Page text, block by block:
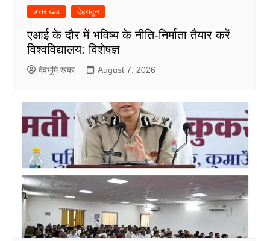
उत्तराखंड देहरादून
एआई के दौर में भविष्य के नीति-निर्माता तैयार करें
विश्वविद्यालय: विशेषज्ञ
देवभूमि खबर August 7, 2026